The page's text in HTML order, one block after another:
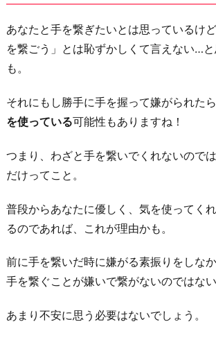
た
か
ら
6.
も
う
ち
が
め
て
る
あなたと手を繋ぎたいとは思っているけ
を繋ごう」とは恥ずかしくて言えない…
も。
それにもし勝手に手を握って嫌がられた
を使っている可能性もありますね！
つまり、わざと手を繋いでくれないのでは
だけってこと。
普段からあなたに優しく、気を使ってく
るのであれば、これが理由かも。
前に手を繋いだ時に嫌がる素振りをしな
手を繋ぐことが嫌いで繋がないのではない
あまり不安に思う必要はないでしょう。